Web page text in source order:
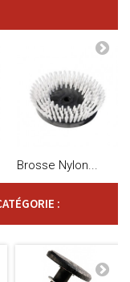
Brosse Nylon...
: